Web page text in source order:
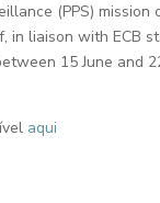
(PPS) mission
in liaison with ECB
15 June and
aqui